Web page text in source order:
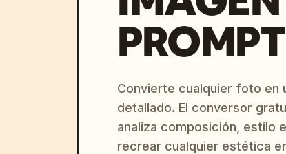
PROMPT
Convierte cualquier foto en
detallado. El conversor
analiza composición, estilo
recrear cualquier estética